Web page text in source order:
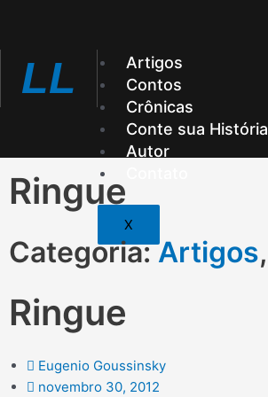
o
conteúdo
LL
Artigos
Contos
Crônicas
Conte sua História
Autor
X
Ringue
Categoria:Artigos,
Ringue
Eugenio Goussinsky
novembro 30, 2012